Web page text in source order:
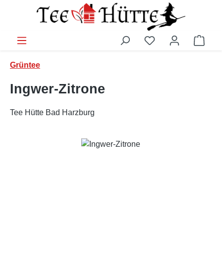
Zum Hauptinhalt springen
Grüntee
Ingwer-Zitrone
Tee Hütte Bad Harzburg
Bildergalerie überspringen